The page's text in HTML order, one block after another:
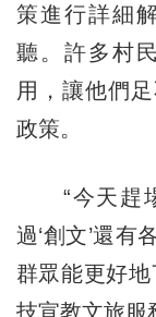
策進行詳細
聽。許多村
用，讓他們
政策。
“今天趕場
過‘創文’還有
群眾能更好
技宣教文旅服